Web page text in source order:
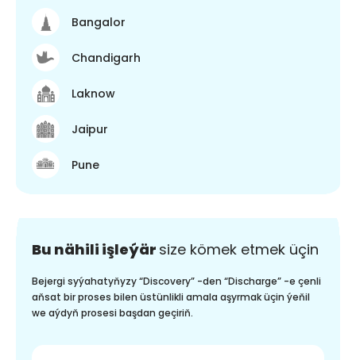
Bangalor
Chandigarh
Laknow
Jaipur
Pune
Bu nähili işleýär size kömek etmek üçin
Bejergi syýahatyňyzy “Discovery” -den “Discharge” -e çenli
aňsat bir proses bilen üstünlikli amala aşyrmak üçin ýeňil
we aýdyň prosesi başdan geçiriň.